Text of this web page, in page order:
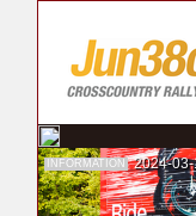
INFORMATION 2024-